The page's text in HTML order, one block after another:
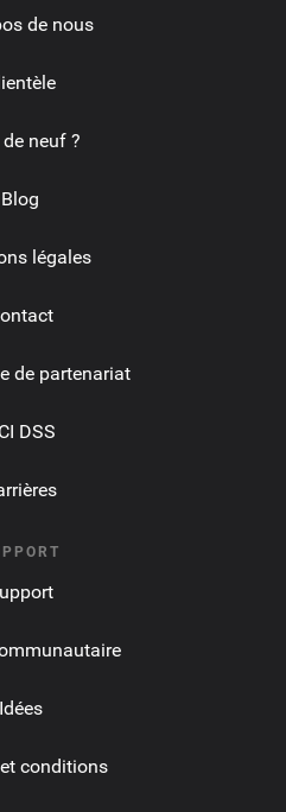
de nous
neuf ?
Blog
légales
de partenariat
DSS
Idées
conditions